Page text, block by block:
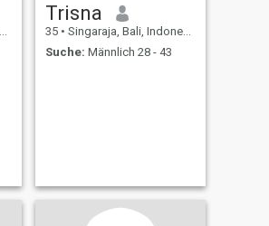
Trisna
35 • Singaraja, Bali, Indonesien
Suche: Männlich 28 - 43